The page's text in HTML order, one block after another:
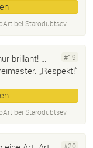
bei Starodubtsev
#19
brillant! …
„Respekt!“
bei Starodubtsev
#20